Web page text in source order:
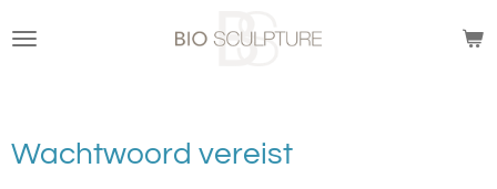
direct
Wachtwoord vereist